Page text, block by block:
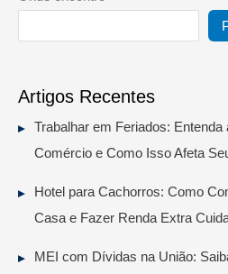
Artigos Recentes
Trabalhar em Feriados: Entenda
Comércio e Como Isso Afeta
Hotel para Cachorros: Como
Casa e Fazer Renda Extra
MEI com Dívidas na União: